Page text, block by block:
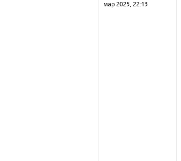
мар 2025, 22:13